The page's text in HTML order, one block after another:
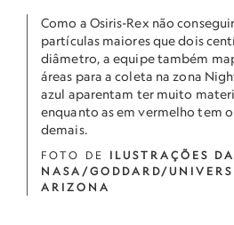
Como a Osiris-Rex não
partículas maiores que dois
diâmetro, a equipe também
áreas para a coleta na zona
azul aparentam ter muito
enquanto as em vermelho tem
demais.
FOTO DE ILUSTRAÇÕES DA
NASA/GODDARD/
ARIZONA